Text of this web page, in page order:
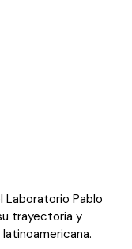
Pablo
trayectoria y